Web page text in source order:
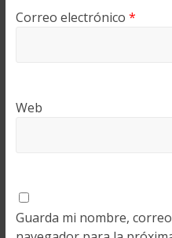
Correo electrónico *
Web
Guarda mi nombre,